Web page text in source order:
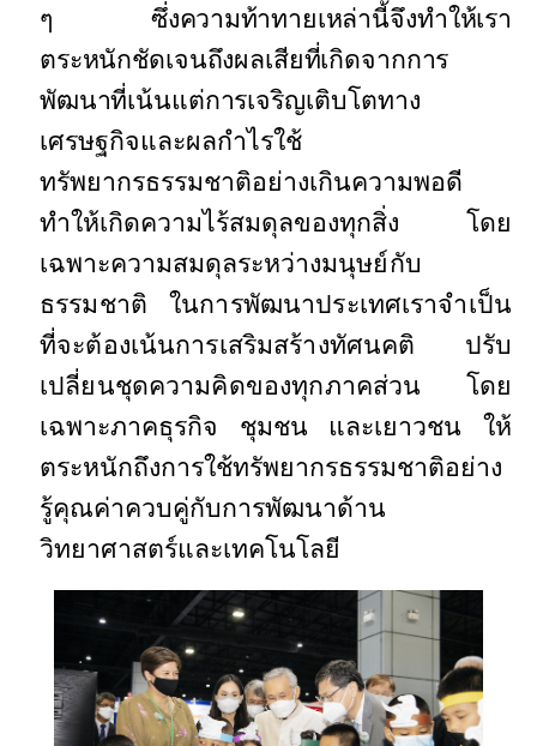
ๆ ซึ่งความท้าทายเหล่านี้จึงทำให้เรา
ตระหนักชัดเจนถึงผลเสียที่เกิดจากการ
พัฒนาที่เน้นแต่การเจริญเติบโตทาง
เศรษฐกิจและผลกำไรใช้
ทรัพยากรธรรมชาติอย่างเกินความพอดี
ทำให้เกิดความไร้สมดุลของทุกสิ่ง โดย
เฉพาะความสมดุลระหว่างมนุษย์กับ
ธรรมชาติ ในการพัฒนาประเทศเราจำเป็น
ที่จะต้องเน้นการเสริมสร้างทัศนคติ ปรับ
เปลี่ยนชุดความคิดของทุกภาคส่วน โดย
เฉพาะภาคธุรกิจ ชุมชน และเยาวชน ให้
ตระหนักถึงการใช้ทรัพยากรธรรมชาติอย่าง
รู้คุณค่าควบคู่กับการพัฒนาด้าน
วิทยาศาสตร์และเทคโนโลยี